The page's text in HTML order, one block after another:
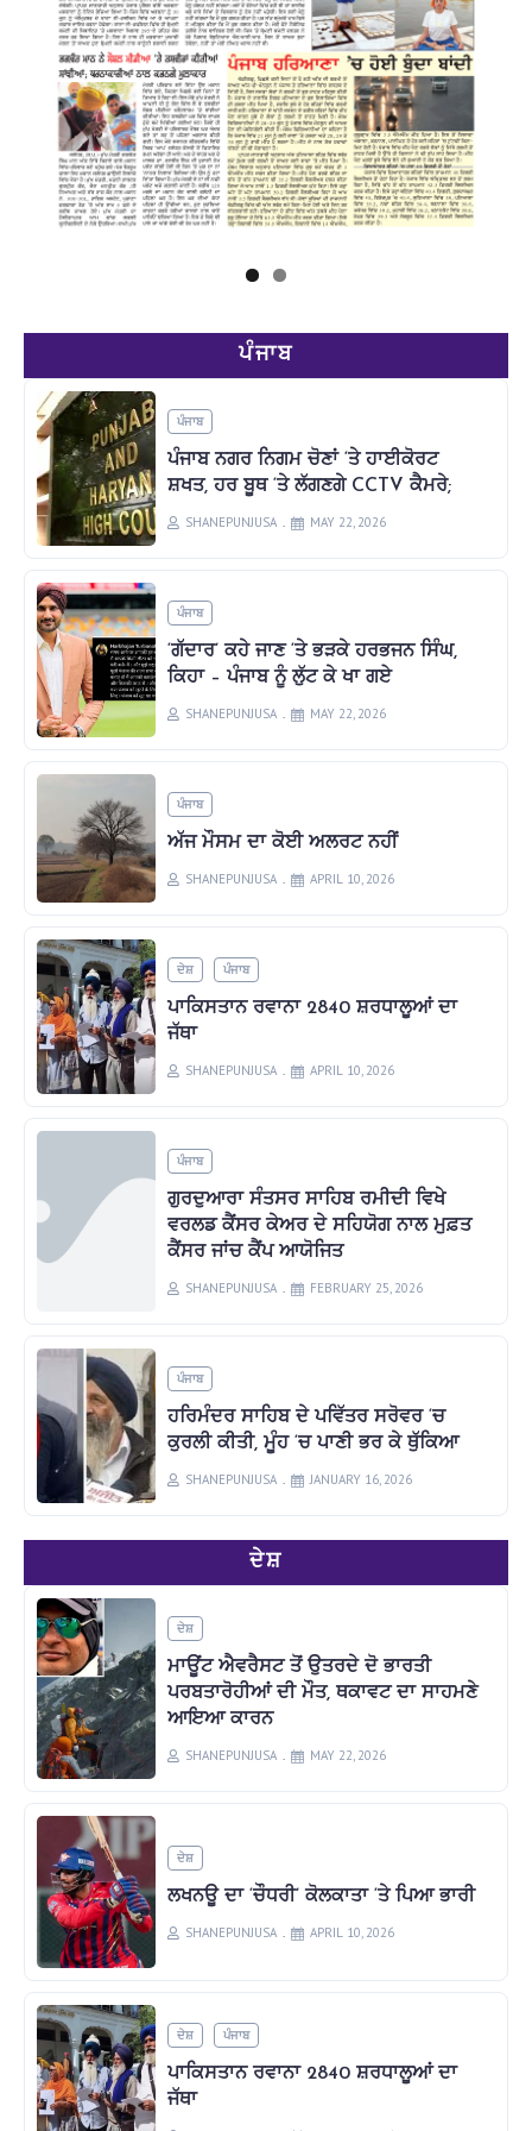
ਪੰਜਾਬ
ਪੰਜਾਬ
ਪੰਜਾਬ ਨਗਰ ਨਿਗਮ ਚੋਣਾਂ ‘ਤੇ ਹਾਈਕੋਰਟ
ਸ਼ਖਤ, ਹਰ ਬੂਥ ‘ਤੇ ਲੱਗਣਗੇ CCTV ਕੈਮਰੇ;
SHANEPUNJUSA MAY 22, 2026
ਪੰਜਾਬ
‘ਗੱਦਾਰ’ ਕਹੇ ਜਾਣ ‘ਤੇ ਭੜਕੇ ਹਰਭਜਨ ਸਿੰਘ,
ਕਿਹਾ – ਪੰਜਾਬ ਨੂੰ ਲੁੱਟ ਕੇ ਖਾ ਗਏ
SHANEPUNJUSA MAY 22, 2026
ਪੰਜਾਬ
ਅੱਜ ਮੌਸਮ ਦਾ ਕੋਈ ਅਲਰਟ ਨਹੀਂ
SHANEPUNJUSA APRIL 10, 2026
ਦੇਸ਼ ਪੰਜਾਬ
ਪਾਕਿਸਤਾਨ ਰਵਾਨਾ 2840 ਸ਼ਰਧਾਲੂਆਂ ਦਾ
ਜੱਥਾ
SHANEPUNJUSA APRIL 10, 2026
ਪੰਜਾਬ
ਗੁਰਦੁਆਰਾ ਸੰਤਸਰ ਸਾਹਿਬ ਰਮੀਦੀ ਵਿਖੇ
ਵਰਲਡ ਕੈਂਸਰ ਕੇਅਰ ਦੇ ਸਹਿਯੋਗ ਨਾਲ ਮੁਫ਼ਤ
ਕੈਂਸਰ ਜਾਂਚ ਕੈਂਪ ਆਯੋਜਿਤ
SHANEPUNJUSA FEBRUARY 25, 2026
ਪੰਜਾਬ
ਹਰਿਮੰਦਰ ਸਾਹਿਬ ਦੇ ਪਵਿੱਤਰ ਸਰੋਵਰ ‘ਚ
ਕੁਰਲੀ ਕੀਤੀ, ਮੂੰਹ ‘ਚ ਪਾਣੀ ਭਰ ਕੇ ਥੁੱਕਿਆ
SHANEPUNJUSA JANUARY 16, 2026
ਦੇਸ਼
ਦੇਸ਼
ਮਾਊਂਟ ਐਵਰੈਸਟ ਤੋਂ ਉਤਰਦੇ ਦੋ ਭਾਰਤੀ
ਪਰਬਤਾਰੋਹੀਆਂ ਦੀ ਮੌਤ, ਥਕਾਵਟ ਦਾ ਸਾਹਮਣੇ
ਆਇਆ ਕਾਰਨ
SHANEPUNJUSA MAY 22, 2026
ਦੇਸ਼
ਲਖਨਊ ਦਾ ‘ਚੌਧਰੀ’ ਕੋਲਕਾਤਾ ‘ਤੇ ਪਿਆ ਭਾਰੀ
SHANEPUNJUSA APRIL 10, 2026
ਦੇਸ਼ ਪੰਜਾਬ
ਪਾਕਿਸਤਾਨ ਰਵਾਨਾ 2840 ਸ਼ਰਧਾਲੂਆਂ ਦਾ
ਜੱਥਾ